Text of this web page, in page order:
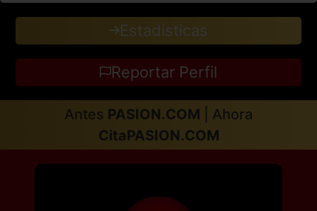
Estadisticas
Reportar Perfil
Antes PASION.COM | Ahora
CitaPASION.COM